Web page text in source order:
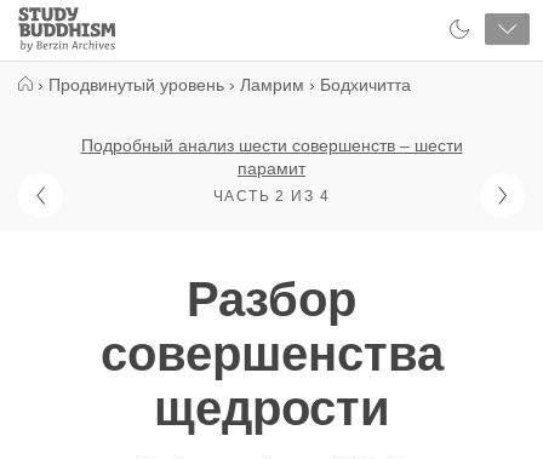
Close
Study
Buddhism
› Продвинутый уровень › Ламрим › Бодхичитта
Подробный анализ шести совершенств – шести
парамит
ЧАСТЬ 2 ИЗ 4
Разбор
совершенства
щедрости